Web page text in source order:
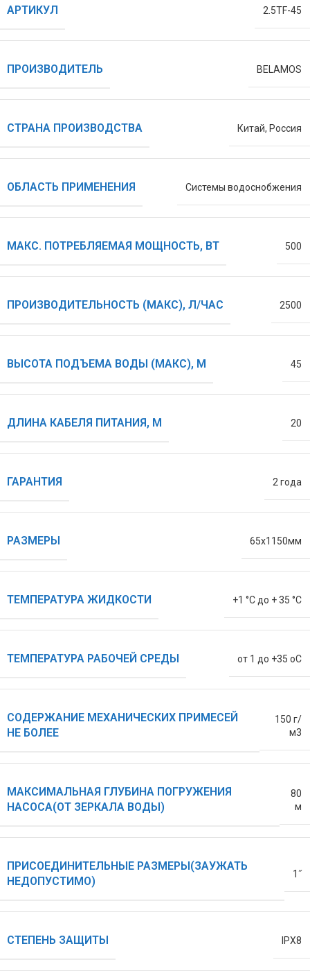
АРТИКУЛ 2.5TF-45
ПРОИЗВОДИТЕЛЬ BELAMOS
СТРАНА ПРОИЗВОДСТВА Китай, Россия
ОБЛАСТЬ ПРИМЕНЕНИЯ Системы водоснобжения
МАКС. ПОТРЕБЛЯЕМАЯ МОЩНОСТЬ, ВТ 500
ПРОИЗВОДИТЕЛЬНОСТЬ (МАКС), Л/ЧАС 2500
ВЫСОТА ПОДЪЕМА ВОДЫ (МАКС), М 45
ДЛИНА КАБЕЛЯ ПИТАНИЯ, М 20
ГАРАНТИЯ 2 года
РАЗМЕРЫ 65х1150мм
ТЕМПЕРАТУРА ЖИДКОСТИ +1 °С до + 35 °С
ТЕМПЕРАТУРА РАБОЧЕЙ СРЕДЫ от 1 до +35 oC
СОДЕРЖАНИЕ МЕХАНИЧЕСКИХ ПРИМЕСЕЙ
НЕ БОЛЕЕ
150 г/
м3
МАКСИМАЛЬНАЯ ГЛУБИНА ПОГРУЖЕНИЯ
НАСОСА(ОТ ЗЕРКАЛА ВОДЫ)
80
м
ПРИСОЕДИНИТЕЛЬНЫЕ РАЗМЕРЫ(ЗАУЖАТЬ
НЕДОПУСТИМО)
1˝
СТЕПЕНЬ ЗАЩИТЫ IPX8